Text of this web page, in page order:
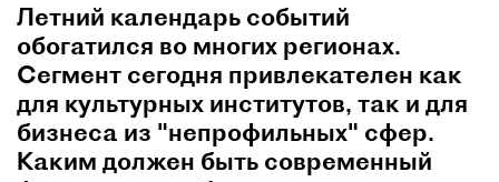
Летний календарь событий
обогатился во многих регионах.
Сегмент сегодня привлекателен как
для культурных институтов, так и для
бизнеса из "непрофильных" сфер.
Каким должен быть современный